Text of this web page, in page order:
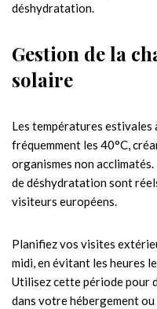
déshydratation.
Gestion de la
solaire
Les températures estivales
fréquemment les 40°C,
organismes non
de déshydratation sont
visiteurs européens.
Planifiez vos visites
midi, en évitant les heures
Utilisez cette période pour
dans votre hébergement ou